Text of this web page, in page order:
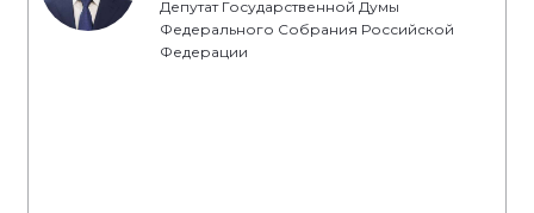
Депутат Государственной Думы
Федерального Собрания Российской
Федерации